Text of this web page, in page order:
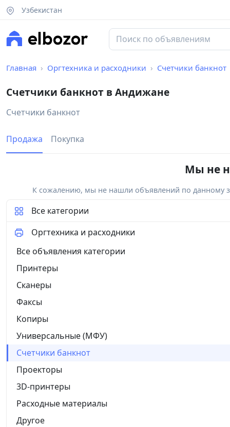
Узбекистан
Главная Оргтехника и расходники Счетчики банкнот
Счетчики банкнот в Андижане
Счетчики банкнот
Продажа Покупка
Мы не
К сожалению, мы не нашли объявлений по данному
Все категории
Оргтехника и расходники
Все объявления категории
Принтеры
Сканеры
Факсы
Копиры
Универсальные (МФУ)
Счетчики банкнот
Проекторы
3D-принтеры
Расходные материалы
Другое